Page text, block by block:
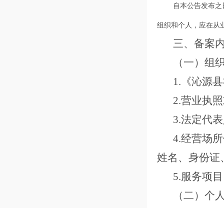
自本公告发布之
组织和个人，应在从
三、备案
（一）组
1.《沁源
2.营业执
3.法定代
4.经营场
姓名、身份证
5.服务项
（二）个